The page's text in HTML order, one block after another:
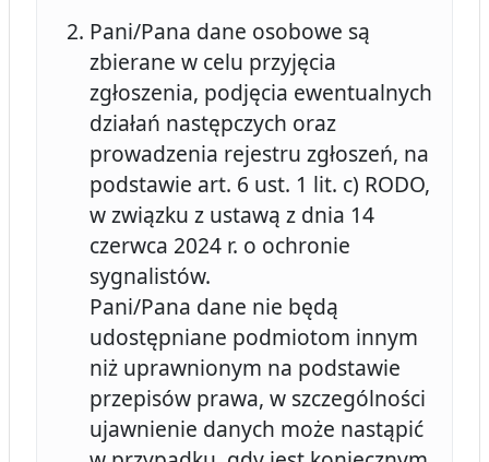
Pani/Pana dane osobowe są
zbierane w celu przyjęcia
zgłoszenia, podjęcia ewentualnych
działań następczych oraz
prowadzenia rejestru zgłoszeń, na
podstawie art. 6 ust. 1 lit. c) RODO,
w związku z ustawą z dnia 14
czerwca 2024 r. o ochronie
sygnalistów.
Pani/Pana dane nie będą
udostępniane podmiotom innym
niż uprawnionym na podstawie
przepisów prawa, w szczególności
ujawnienie danych może nastąpić